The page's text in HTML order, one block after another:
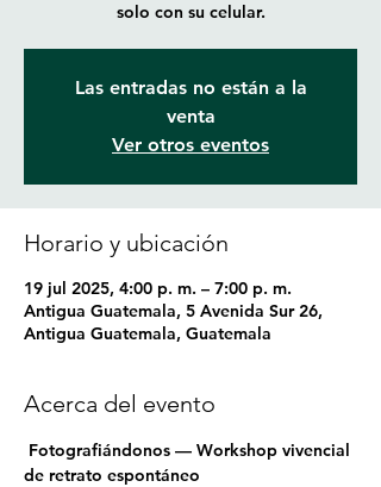
solo con su celular.
Las entradas no están a la
venta
Ver otros eventos
Horario y ubicación
19 jul 2025, 4:00 p. m. – 7:00 p. m.
Antigua Guatemala, 5 Avenida Sur 26,
Antigua Guatemala, Guatemala
Acerca del evento
Fotografiándonos — Workshop vivencial
de retrato espontáneo